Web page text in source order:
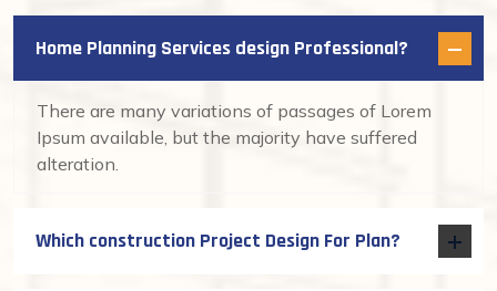
Home Planning Services design Professional?
There are many variations of passages of Lorem
Ipsum available, but the majority have suffered
alteration.
Which construction Project Design For Plan?